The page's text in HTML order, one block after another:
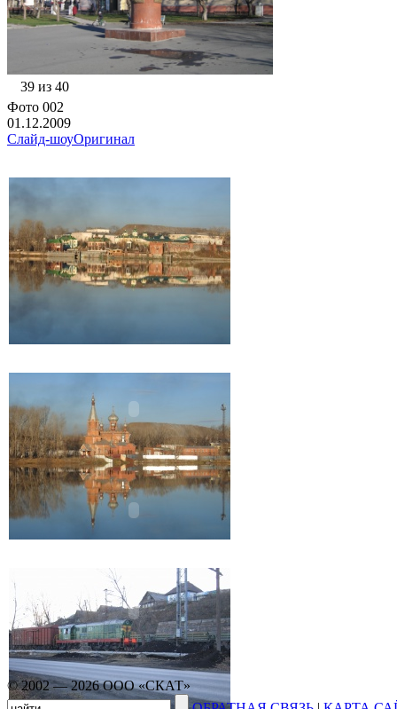
39 из 40
Фото 002
01.12.2009
Слайд-шоуОригинал
© 2002 — 2026 ООО «СКАТ»